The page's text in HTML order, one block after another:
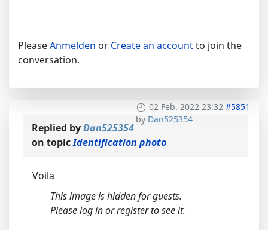
PleaseAnmelden or Create an accountto join the
conversation.
02 Feb. 2022 23:32 #5851
by Dan525354
Replied byDan525354
on topicIdentification photo
Voila
This image is hidden for guests.
Please log in or register to see it.